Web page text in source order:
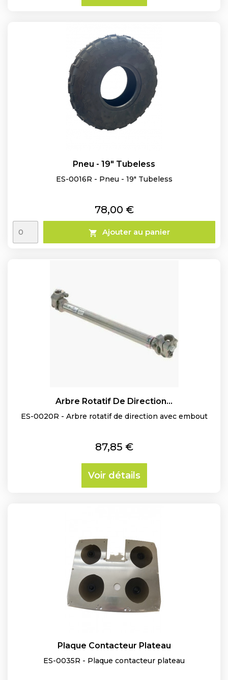
Pneu - 19" Tubeless
ES-0016R - Pneu - 19" Tubeless
Prix
78,00 €
 Ajouter au panier
Arbre Rotatif De Direction...
ES-0020R - Arbre rotatif de direction avec embout
Prix
87,85 €
Voir détails
Plaque Contacteur Plateau
ES-0035R - Plaque contacteur plateau